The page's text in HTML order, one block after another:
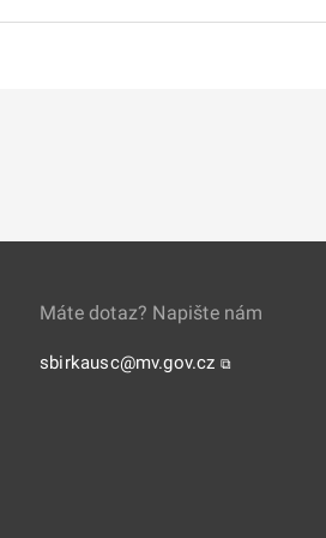
Máte dotaz? Napište nám
sbirkausc@mv.gov.cz ⧉